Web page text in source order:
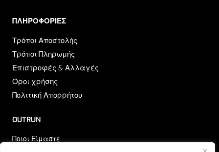
ΠΛΗΡΟΦΟΡΙΕΣ​
Τρόποι Αποστολής
Τρόποι Πληρωμής
Επιστροφές & Αλλαγές
Όροι χρήσης
Πολιτική Απορρήτου
OUTRUN
Ποιοι Είμαστε